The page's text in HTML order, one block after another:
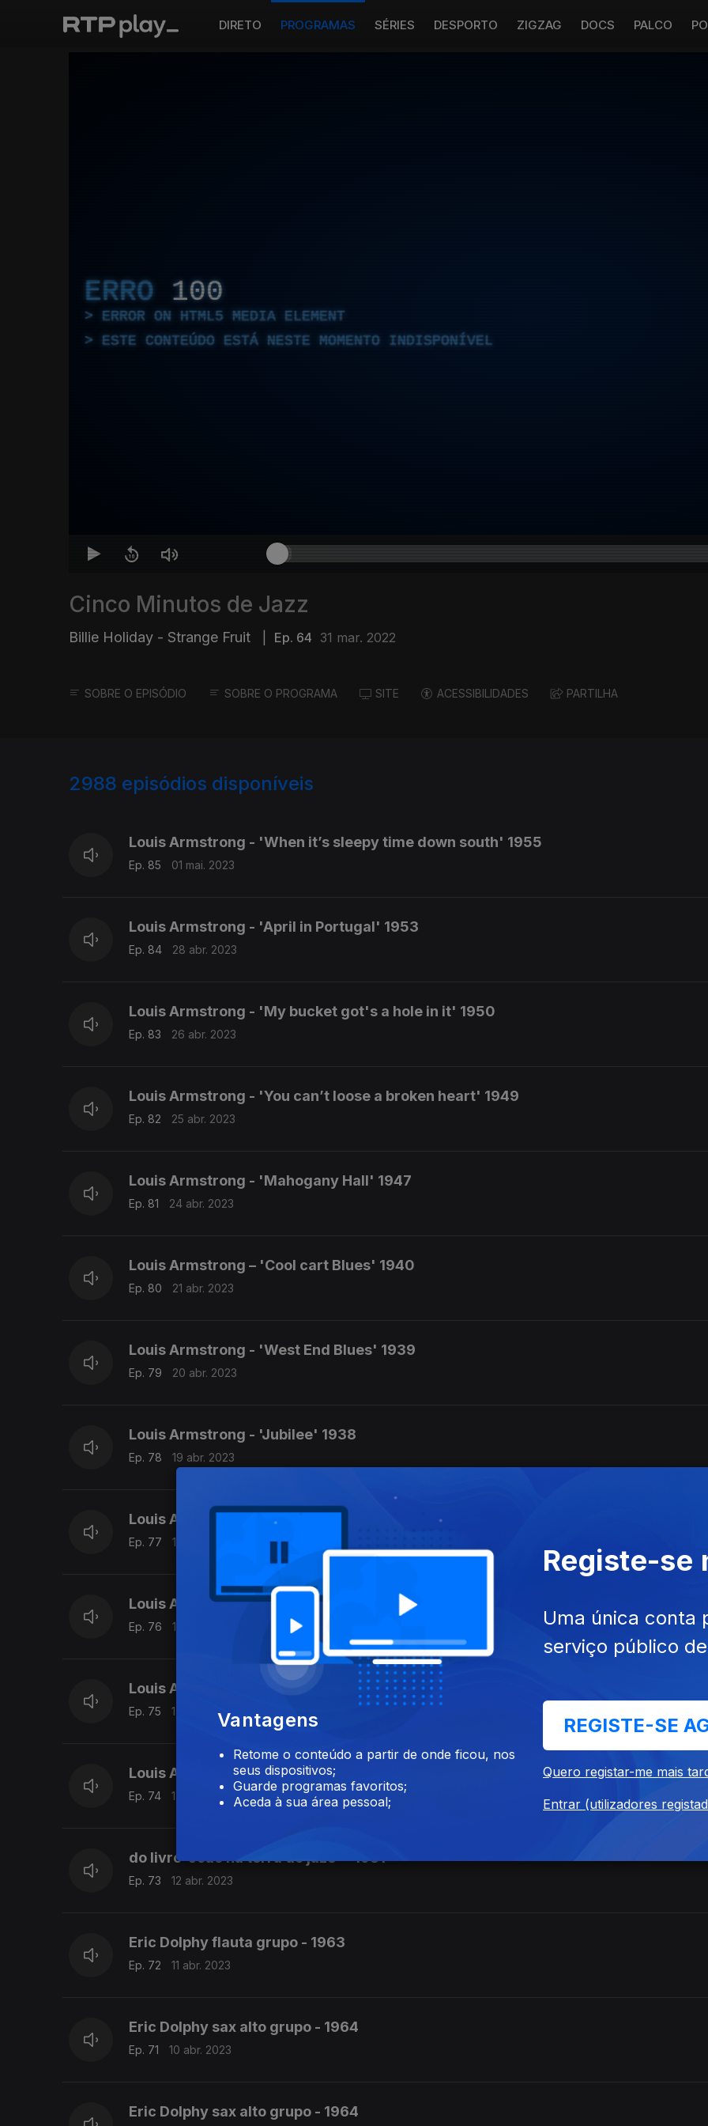
DIRETO PROGRAMAS SÉRIES DESPORTO ZIGZAG DOCS PALCO
ERRO 100
ERROR ON HTML5 MEDIA ELEMENT
ESTE CONTEÚDO ESTÁ NESTE MOMENTO INDISPONÍVEL
Cinco Minutos de Jazz
Billie Holiday - Strange Fruit Ep. 64 31 mar. 2022
SOBRE O EPISÓDIO SOBRE O PROGRAMA SITE ACESSIBILIDADES PARTILHA
2988 episódios disponíveis
Louis Armstrong - 'When it’s sleepy time down south' 1955
Ep. 85 01 mai. 2023
Louis Armstrong - 'April in Portugal' 1953
Ep. 84 28 abr. 2023
Louis Armstrong - 'My bucket got's a hole in it' 1950
Ep. 83 26 abr. 2023
Louis Armstrong - 'You can’t loose a broken heart' 1949
Ep. 82 25 abr. 2023
Louis Armstrong - 'Mahogany Hall' 1947
Ep. 81 24 abr. 2023
Louis Armstrong – 'Cool cart Blues' 1940
Ep. 80 21 abr. 2023
Louis Armstrong - 'West End Blues' 1939
Ep. 79 20 abr. 2023
Louis Armstrong - 'Jubilee' 1938
Ep. 78 19 abr. 2023
Louis Armstrong - 'St Louis Blues' 1927
Ep. 77 18 abr. 2023
Louis Armstrong - 'I'm going huntin' - 1927
Ep. 76 17 abr. 2023
Louis Armstrong - 'Drop that sack' 1926
Ep. 75 14 abr. 2023
Louis Armstrong - 'Copenhagen' 1924
Ep. 74 13 abr. 2023
do livro 'João na terra do jaze' - 1981
Ep. 73 12 abr. 2023
Eric Dolphy flauta grupo - 1963
Ep. 72 11 abr. 2023
Eric Dolphy sax alto grupo - 1964
Ep. 71 10 abr. 2023
Eric Dolphy sax alto grupo - 1964
Vantagens
Retome o conteúdo a partir de onde ficou, nos
seus dispositivos;
Guarde programas favoritos;
Aceda à sua área pessoal;
Registe-se
Uma única conta
serviço público
REGISTE-SE
Quero registar-me mais
Entrar (utilizadores